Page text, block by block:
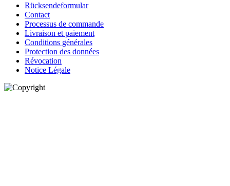
Rücksendeformular
Contact
Processus de commande
Livraison et paiement
Conditions générales
Protection des données
Révocation
Notice Légale